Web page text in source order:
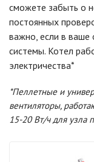
сможете забыть о
постоянных
важно, если в ваше
системы. Котел
электричества*
*Пеллетные и
вентиляторы,
15-20 Вт/ч для узла